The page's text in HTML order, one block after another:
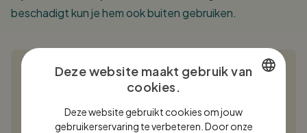
beschadigt kun je hem ook buiten gebruiken.
ENGLISH
Deze website maakt gebruik van
cookies.
Deze website gebruikt cookies om jouw
gebruikerservaring te verbeteren. Door onze